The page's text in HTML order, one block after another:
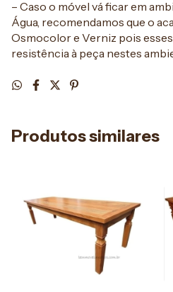
– Caso o móvel vá ficar em
Água, recomendamos que o
Osmocolor e Verniz pois
resistência à peça nestes
Produtos similares